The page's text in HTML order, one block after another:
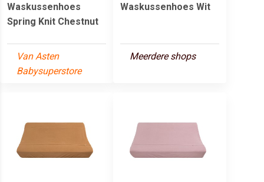
Waskussenhoes
Spring Knit Chestnut
Van Asten
Babysuperstore
Waskussenhoes Wit
Meerdere shops